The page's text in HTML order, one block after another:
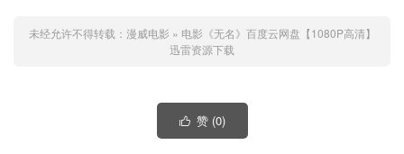
未经允许不得转载： 漫威电影 » 电影《无名》百度云网盘【1080P高清】
迅雷资源下载
 赞 (0)